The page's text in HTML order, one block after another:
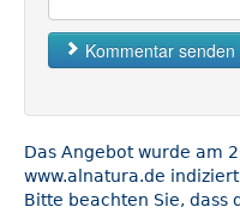
Kommentar senden
Das Angebot wurde am
www.alnatura.de
Bitte beachten Sie, dass